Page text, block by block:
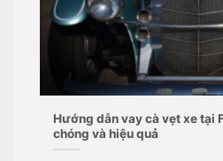
Hướng dẫn vay cà vẹt xe tại
chóng và hiệu quả